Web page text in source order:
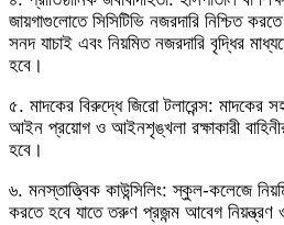
জায়গাগুলোতে সিসিটিভি নজরদারি নিশ্চিত
সনদ যাচাই এবং নিয়মিত নজরদারি বৃদ্ধির
হবে।
​৫. মাদকের বিরুদ্ধে জিরো টলারেন্স:
আইন প্রয়োগ ও আইনশৃঙ্খলা রক্ষাকারী
হবে।
​৬. মনস্তাত্ত্বিক কাউন্সিলিং: স্কুল-কলেজে
করতে হবে যাতে তরুণ প্রজন্ম আবেগ নিয়ন্ত্রণ